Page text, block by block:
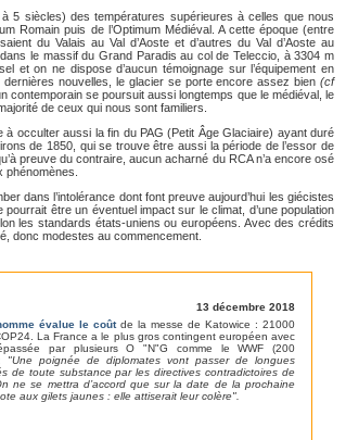
5 siècles) des températures supérieures à celles que nous
Romain puis de l’Optimum Médiéval. A cette époque (entre
du Valais au Val d’Aoste et d’autres du Val d’Aoste au
le massif du Grand Paradis au col de Teleccio, à 3304 m
et on ne dispose d’aucun témoignage sur l’équipement en
nouvelles, le glacier se porte encore assez bien (cf
contemporain se poursuit aussi longtemps que le médiéval, le
de ceux qui nous sont familiers.
à occulter aussi la fin du PAG (Petit Âge Glaciaire) ayant duré
de 1850, qui se trouve être aussi la période de l’essor de
preuve du contraire, aucun acharné du RCA n’a encore osé
phénomènes.
dans l’intolérance dont font preuve aujourd’hui les giécistes
être un éventuel impact sur le climat, d’une population
les standards états-uniens ou européens. Avec des crédits
donc modestes au commencement.
13 décembre 2018
évalue le coûtde la messe de Katowice : 21000
La France a le plus gros contingent européen avec
par plusieurs O "N"G comme le WWF (200
"Une poignée de diplomates vont passer de longues
de toute substance par les directives contradictoires de
ne se mettra d’accord que sur la date de la prochaine
aux gilets jaunes : elle attiserait leur colère".